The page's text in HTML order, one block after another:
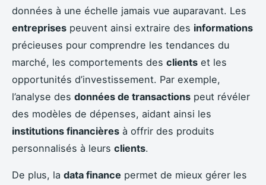
données à une échelle jamais vue auparavant. Les
entreprises peuvent ainsi extraire des informations
précieuses pour comprendre les tendances du
marché, les comportements des clients et les
opportunités d’investissement. Par exemple,
l’analyse des données de transactions peut révéler
des modèles de dépenses, aidant ainsi les
institutions financières à offrir des produits
personnalisés à leurs clients.
De plus, la data finance permet de mieux gérer les